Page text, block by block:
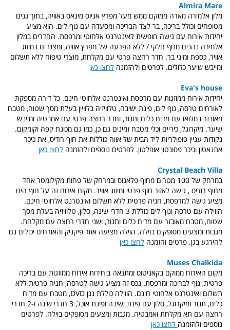
Almira Mare
מלון אלמירה מארה ממוקם ממש מעל מפרץ אגיוס מינאס באוויה, בתוך גנים
מטופחים וכולל בריכה, בר לצד הבריכה ומסעדה עם נוף לים. הוא מציע
יחידות אירוח עם גישה חופשית לאינטרנט אלחוטי ומרפסת. החדרים במלון
אלמירה נהנים מנוף חלקי / ללא הפרעה של מפרץ אוויה, ומצוידים במיזוג
אוויר, כספת ומיני בר. חדר רחצה פרטי עם מקלחת, מוצרי טיפוח ללא תשלום
ומייבש שיער כלולים. לפרטים ולהזמנה לחצו כאן
Eva's house
יחידות אירוח ממוזגות עם מרפסת ואינטרנט אלחוטי חינם. כל דירה מספקת
לאורחים טרסה, נוף לים, פינת ישיבה, טלוויזיה בלוויין בעלת מסך שטוח, מטבח
מאובזר במלואו עם מדיח כלים ותנור, וחדר רחצה פרטי עם אמבטיה ומייבש
שיער. מיקרוגל, כיריים וכלי מטבח זמינים גם כן, כמו גם מכונת קפה וקומקום.
נקודות עניין פופולריות ליד הבית של אווה כוללות את חוף רודיס, את כיכר
אתנאטון וכיכר פסונטון אופלטון. לפרטים נוספים ולהזמנה לחצו כאן
Crystal Beach Villa
במרחק של 100 מטרים מחוף פלאגוס ובמרחק של פחות מקילומטר אחד
מחוף רודיס , גישה לאזור חוף פרטי ומיזוג אוויר. מקום אירוח זה על חוף הים
מציע גישה למרפסת, חניה פרטית ללא תשלום ואינטרנט אלחוטי חינם.
הווילה עם טרסה ונוף לים כוללת 3 חדרי שינה, סלון, טלוויזיה בעלת מסך
שטוח, מטבח מאובזר עם מדיח כלים ותנור, ושני חדרי רחצה עם מקלחת.
מגבות ומצעים מסופקים בוילה. הוילה מציעה אזור פיקניק והאורחים יכולים גם
להירגע בגן. פרטים והזמנה לחצו כאן
Muses Chalkida
מקום האירוח ממוקם בקאניטוס ומתגאה ביחידות אירוח ממוזגות עם בריכה
פרטית, נוף לבריכה ומרפסת. נכס זה מציע גישה לטרסה, חניה פרטית ללא
תשלום ואינטרנט אלחוטי חינם. הווילה כוללת נגן DVD, מטבח עם מדיח
כלים, תנור ומיקרוגל, סלון עם פינת ישיבה ופינת אוכל, 3 חדרי שינה ו-2 חדרי
רחצה עם תא מקלחת ואמבטיה. מגבות ומצעים מסופקים בוילה. לפרטים
נוספים ולהזמנה לחצו כאן